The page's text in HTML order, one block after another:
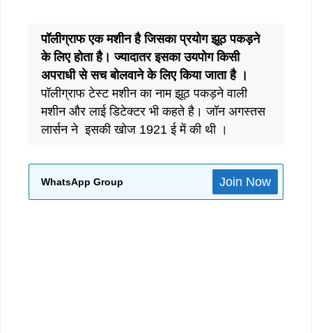
पॉलीग्राफ एक मशीन है जिसका प्रयोग झूठ पकड़ने
के लिए होता है। ज्यादातर इसका उयपोग किसी
अपराधी से सच बोलवाने के लिए किया जाता है ।
पॉलीग्राफ टेस्ट मशीन का नाम झूठ पकड़ने वाली
मशीन और लाई डिटेक्टर भी कहते है। जॉन अगस्तस
लार्सन ने इसकी खोज 1921 ई में की थी ।
WhatsApp Group Join Now